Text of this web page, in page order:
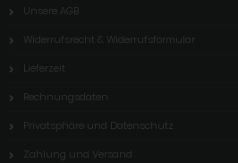
Unsere AGB
Widerrufsrecht & Widerrufsformular
Lieferzeit
Rechnungsdaten
Privatsphäre und Datenschutz
Zahlung und Versand